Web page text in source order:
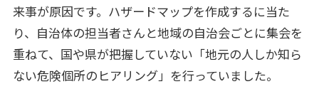
来事が原因です。ハザードマップを作成するに当た
り、自治体の担当者さんと地域の自治会ごとに集会を
重ねて、国や県が把握していない「地元の人しか知ら
ない危険個所のヒアリング」を行っていました。